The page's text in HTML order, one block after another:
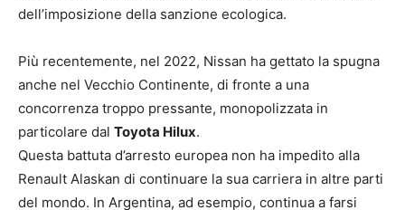
dell’imposizione della sanzione ecologica.
Più recentemente, nel 2022, Nissan ha gettato la spugna
anche nel Vecchio Continente, di fronte a una
concorrenza troppo pressante, monopolizzata in
particolare dal Toyota Hilux.
Questa battuta d’arresto europea non ha impedito alla
Renault Alaskan di continuare la sua carriera in altre parti
del mondo. In Argentina, ad esempio, continua a farsi